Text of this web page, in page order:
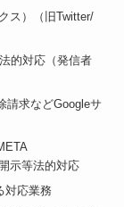
ス）（旧Twitter/
的対応（発信者
請求などGoogleサ
示等法的対応
対応業務